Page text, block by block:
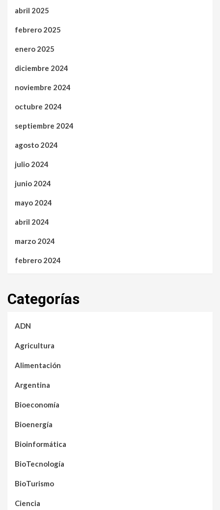
abril 2025
febrero 2025
enero 2025
diciembre 2024
noviembre 2024
octubre 2024
septiembre 2024
agosto 2024
julio 2024
junio 2024
mayo 2024
abril 2024
marzo 2024
febrero 2024
Categorías
ADN
Agricultura
Alimentación
Argentina
Bioeconomía
Bioenergía
Bioinformática
BioTecnología
BioTurismo
Ciencia